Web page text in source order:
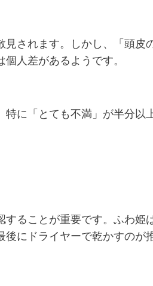
見されます。しかし、「頭皮
人差があるようです。
に「とても不満」が半分以
ることが重要です。ふわ姫
にドライヤーで乾かすのが